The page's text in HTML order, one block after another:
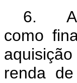
6.
como
renda